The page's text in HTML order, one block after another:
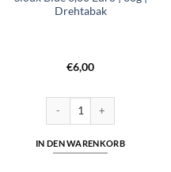
Mega-Box | 34,95€ Menge
Drehtabak
€6,00
Sioux Blue 6,00 Euro | 30g |
IN DEN WARENKORB